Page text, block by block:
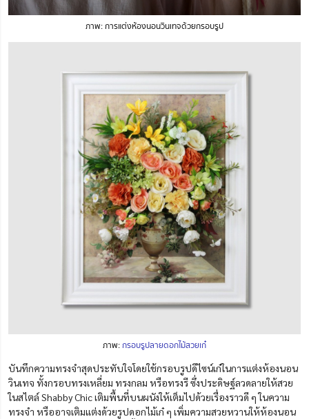
ภาพ: การแต่งห้องนอนวินเทจด้วยกรอบรูป
ภาพ:กรอบรูปลายดอกไม้สวยเก๋
บันทึกความทรงจำสุดประทับใจโดยใช้กรอบรูปดีไซน์เก๋ในการแต่งห้องนอน
วินเทจ ทั้งกรอบทรงเหลี่ยม ทรงกลม หรือทรงรี ซึ่งประดิษฐ์ลวดลายให้สวย
ในสไตล์ Shabby Chic เติมพื้นที่บนผนังให้เต็มไปด้วยเรื่องราวดี ๆ ในความ
ทรงจำ หรืออาจเติมแต่งด้วยรูปดอกไม้เก๋ ๆ เพิ่มความสวยหวานให้ห้องนอน